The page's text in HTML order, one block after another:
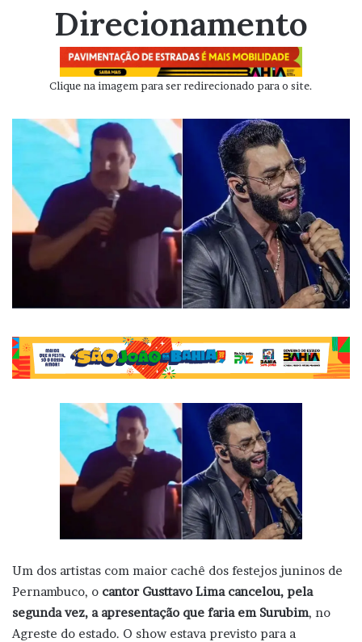
Direcionamento
Clique na imagem para ser redirecionado para o site.
Um dos artistas com maior cachê dos festejos juninos de
Pernambuco, o cantor Gusttavo Lima cancelou, pela
segunda vez, a apresentação que faria em Surubim, no
Agreste do estado. O show estava previsto para a